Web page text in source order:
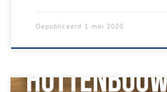
Gepubliceerd 1 mei 2020